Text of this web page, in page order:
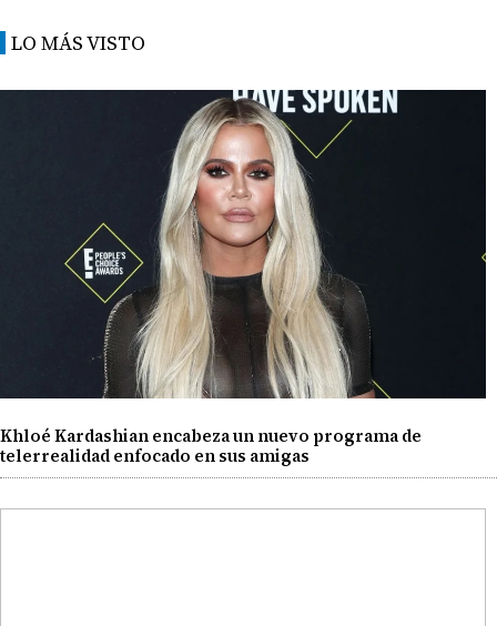
LO MÁS VISTO
Khloé Kardashian encabeza un nuevo programa de
telerrealidad enfocado en sus amigas